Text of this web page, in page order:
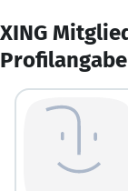
XING